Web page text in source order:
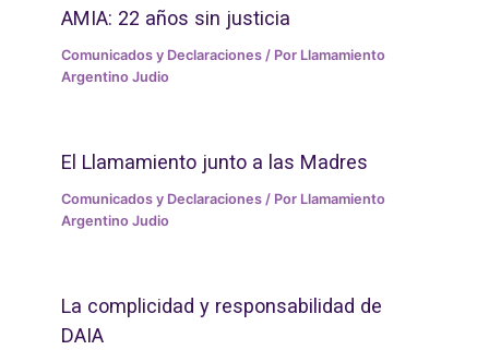
AMIA: 22 años sin justicia
Comunicados y Declaraciones / Por Llamamiento
Argentino Judio
El Llamamiento junto a las Madres
Comunicados y Declaraciones / Por Llamamiento
Argentino Judio
La complicidad y responsabilidad de
DAIA